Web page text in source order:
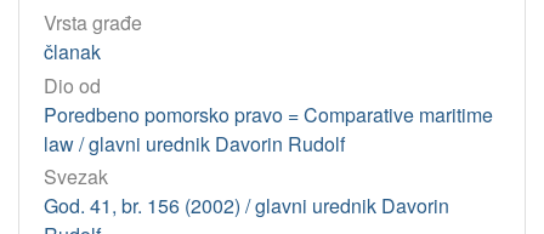
Vrsta građe
članak
Dio od
Poredbeno pomorsko pravo = Comparative maritime
law / glavni urednik Davorin Rudolf
Svezak
God. 41, br. 156 (2002) / glavni urednik Davorin